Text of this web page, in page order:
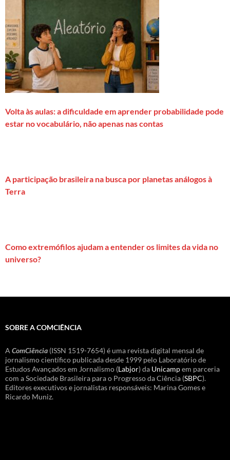
Volta às aulas: a dificuldade em aprender probabilidade pode
estar no vocabulário, não apenas nas contas
A participação brasileira na busca por planetas análogos à
Terra
Como extremófilos ajudam a entender os limites da vida no
universo?
SOBRE A COMCIÊNCIA
A ComCiência (ISSN 1519-7654) é uma revista digital mensal de
jornalismo científico publicada desde 1999 pelo Laboratório de
Estudos Avançados em Jornalismo (Labjor) da Unicampem parceria
com a Sociedade Brasileira para o Progresso da Ciência (SBPC).
Editores executivos e jornalistas responsáveis: Marina Gomes e
Ricardo Muniz.